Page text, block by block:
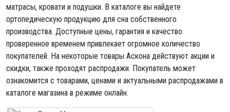
матрасы, кровати и подушки. В каталоге вы найдете
ортопедическую продукцию для сна собственного
производства. Доступные цены, гарантия и качество
проверенное временем привлекает огромное количество
покупателей. На некоторые товары Аскона действуют акции и
скидки, также проходят распродажи. Покупатель может
ознакомится с товарами, ценами и актуальными распродажами в
каталоге магазина в режиме онлайн.